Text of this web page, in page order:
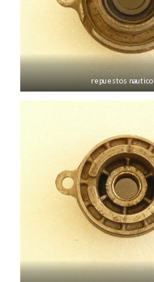
repuestos